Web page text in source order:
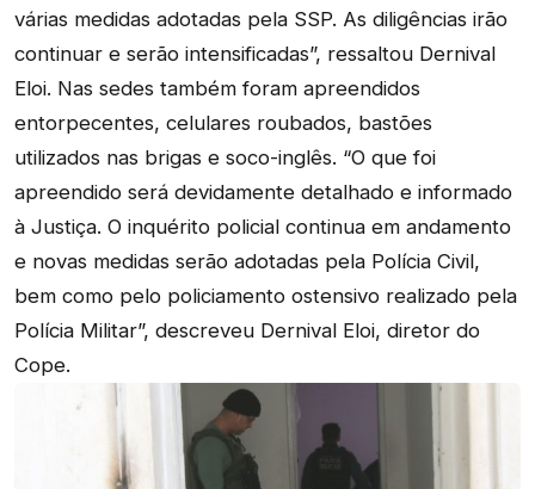
várias medidas adotadas pela SSP. As diligências irão
continuar e serão intensificadas”, ressaltou Dernival
Eloi. Nas sedes também foram apreendidos
entorpecentes, celulares roubados, bastões
utilizados nas brigas e soco-inglês. “O que foi
apreendido será devidamente detalhado e informado
à Justiça. O inquérito policial continua em andamento
e novas medidas serão adotadas pela Polícia Civil,
bem como pelo policiamento ostensivo realizado pela
Polícia Militar”, descreveu Dernival Eloi, diretor do
Cope.